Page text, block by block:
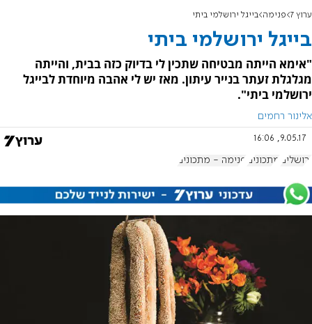
ערוץ 7 פנימה בייגל ירושלמי ביתי
בייגל ירושלמי ביתי
"אימא הייתה מבטיחה שתכין לי בדיוק כזה בבית, והייתה
מגלגלת זעתר בנייר עיתון. מאז יש לי אהבה מיוחדת לבייגל
ירושלמי ביתי".
אלינור רחמים
9.05.17, 16:06
ירושלים מתכונים פנימה - מתכונים